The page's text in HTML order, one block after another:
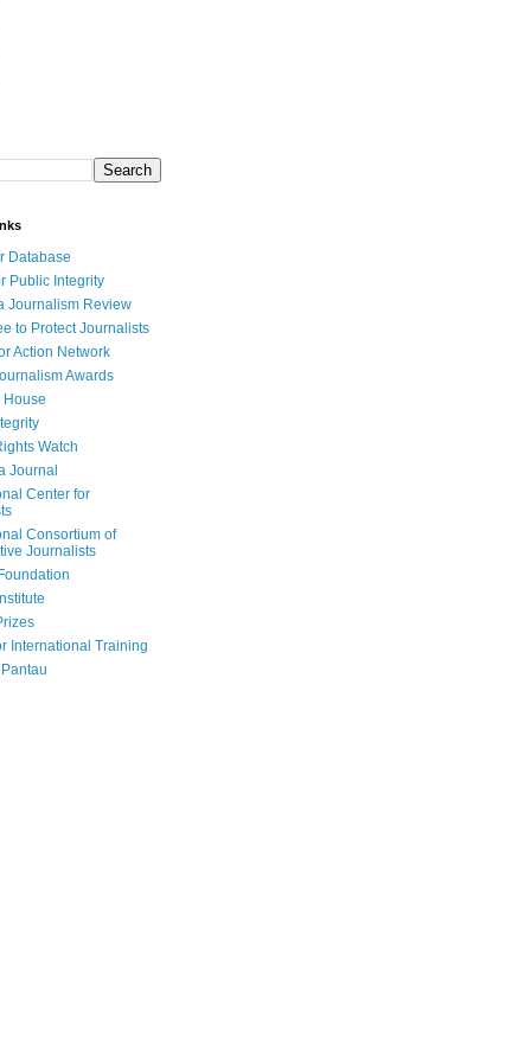
Database
Public Integrity
Journalism Review
to Protect Journalists
Action Network
Awards
House
Watch
Journal
Center for
Consortium of
Journalists
International Training